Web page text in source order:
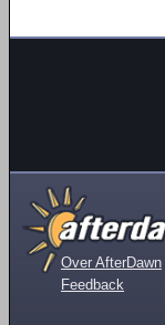
Over AfterDawn
Feedback